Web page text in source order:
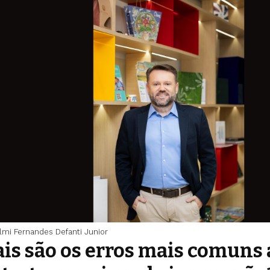
Fernandes Defanti Junior
são os erros mais comuns